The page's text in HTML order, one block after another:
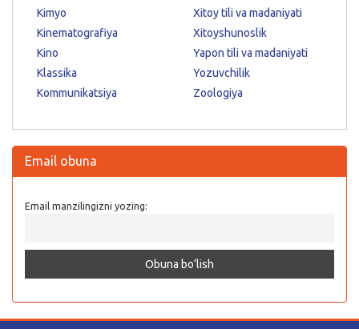
Kimyo
Kinematografiya
Kino
Klassika
Kommunikatsiya
Xitoy tili va madaniyati
Xitoyshunoslik
Yapon tili va madaniyati
Yozuvchilik
Zoologiya
Email obuna
Email manzilingizni yozing: